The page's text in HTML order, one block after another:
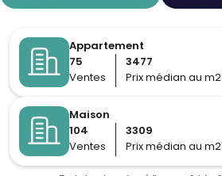
Appartement
75
Ventes
3477
Prix médian au m2
Maison
104
Ventes
3309
Prix médian au m2